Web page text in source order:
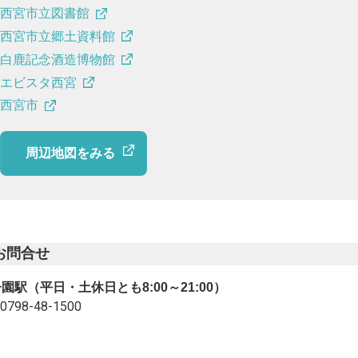
西宮市立図書館
西宮市立郷土資料館
白鹿記念酒造博物館
エビスタ西宮
西宮市
周辺地図をみる
問合せ
駅（平日・土休日とも8:00～21:00）
0798-48-1500